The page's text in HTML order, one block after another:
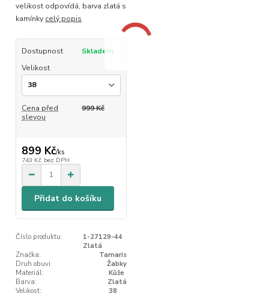
velikost odpovídá, barva zlatá s
kamínky celý popis
Dostupnost
Skladem
Velikost
Cena před
slevou
999 Kč
899 Kč/ks
743 Kč bez DPH
Přidat do košíku
Číslo produktu:
1-27129-44
Zlatá
Značka:
Tamaris
Druh obuvi:
Žabky
Materiál:
Kůže
Barva:
Zlatá
Velikost:
38